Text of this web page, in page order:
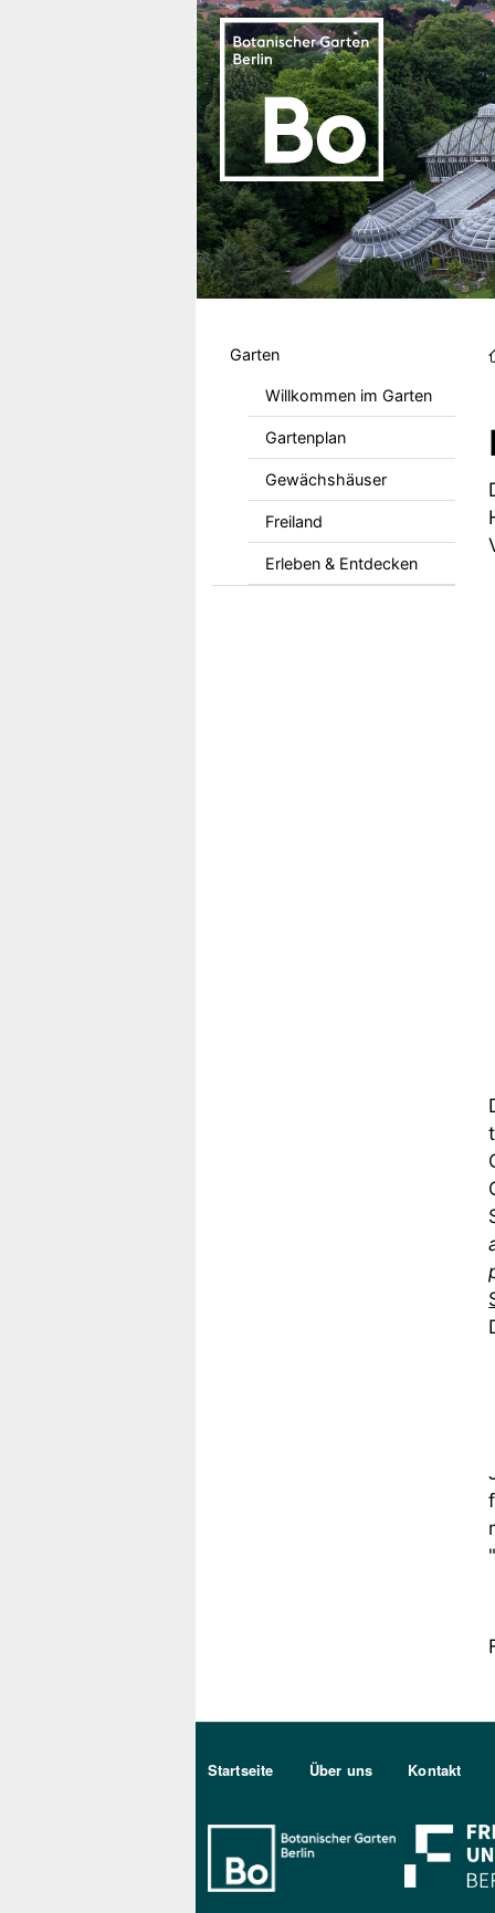
Garten
Willkommen im Garten
Gartenplan
Gewächshäuser
Freiland
Erleben & Entdecken
Sekundärmenu DE
Startseite Über uns Kontakt
Bo Berlin